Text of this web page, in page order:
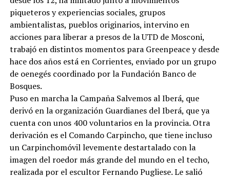
piqueteros y experiencias sociales, grupos
ambientalistas, pueblos originarios, intervino en
acciones para liberar a presos de la UTD de Mosconi,
trabajó en distintos momentos para Greenpeace y desde
hace dos años está en Corrientes, enviado por un grupo
de oenegés coordinado por la Fundación Banco de
Bosques.
Puso en marcha la Campaña Salvemos al Iberá, que
derivó en la organización Guardianes del Iberá, que ya
cuenta con unos 400 voluntarios en la provincia. Otra
derivación es el Comando Carpincho, que tiene incluso
un Carpinchomóvil levemente destartalado con la
imagen del roedor más grande del mundo en el techo,
realizada por el escultor Fernando Pugliese. Le salió